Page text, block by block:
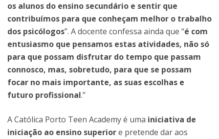
os alunos do ensino secundário e sentir que
contribuímos para que conheçam melhor o trabalho
dos psicólogos”. A docente confessa ainda que “é com
entusiasmo que pensamos estas atividades, não só
para que possam disfrutar do tempo que passam
connosco, mas, sobretudo, para que se possam
focar no mais importante, as suas escolhas e
futuro profissional.”
A Católica Porto Teen Academy é uma iniciativa de
iniciação ao ensino superiore pretende dar aos